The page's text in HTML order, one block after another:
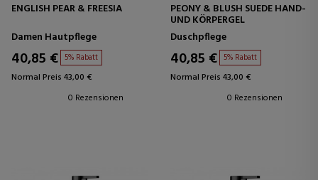
ENGLISH PEAR & FREESIA
Damen Hautpflege
40,85 € 5% Rabatt
Normal Preis 43,00 €
0 Rezensionen
PEONY & BLUSH SUEDE HAND-
UND KÖRPERGEL
Duschpflege
40,85 € 5% Rabatt
Normal Preis 43,00 €
0 Rezensionen